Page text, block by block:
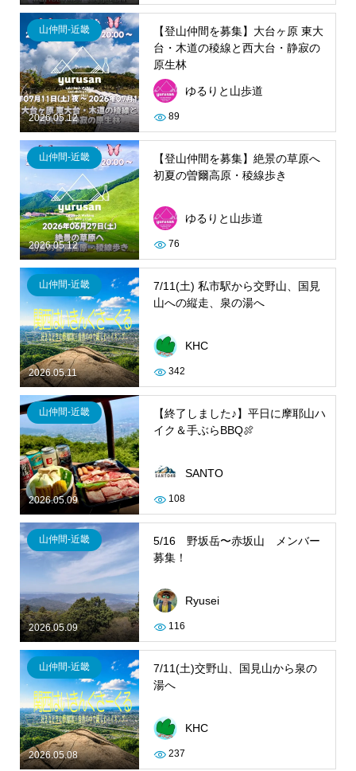
2026.05.12
山仲間-近畿
【登山仲間を募集】大台ヶ原 東大
台・木道の稜線と西大台・静寂の
原生林
ゆるりと山歩道
89
2026.05.12
山仲間-近畿
【登山仲間を募集】絶景の草原へ
初夏の曽爾高原・稜線歩き
ゆるりと山歩道
76
2026.05.11
山仲間-近畿
7/11(土) 私市駅から交野山、国見
山への縦走、泉の湯へ
KHC
342
2026.05.09
山仲間-近畿
【終了しました♪】平日に摩耶山ハ
イク＆手ぶらBBQ🍖
SANTO
108
2026.05.09
山仲間-近畿
5/16 野坂岳〜赤坂山 メンバー
募集！
Ryusei
116
2026.05.08
山仲間-近畿
7/11(土)交野山、国見山から泉の
湯へ
KHC
237